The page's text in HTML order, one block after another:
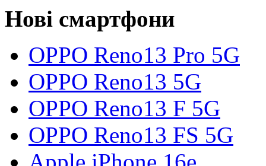
Нові смартфони
OPPO Reno13 Pro 5G
OPPO Reno13 5G
OPPO Reno13 F 5G
OPPO Reno13 FS 5G